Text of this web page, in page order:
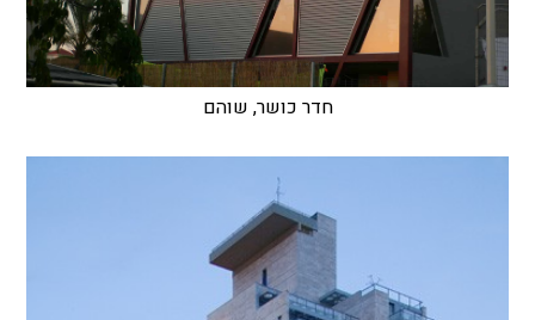
חדר כושר, שוהם